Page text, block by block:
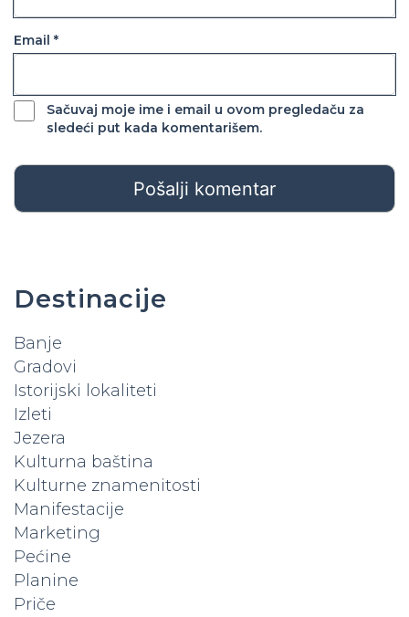
Email *
Sačuvaj moje ime i email u ovom pregledaču za
sledeći put kada komentarišem.
Destinacije
Banje
Gradovi
Istorijski lokaliteti
Izleti
Jezera
Kulturna baština
Kulturne znamenitosti
Manifestacije
Marketing
Pećine
Planine
Priče